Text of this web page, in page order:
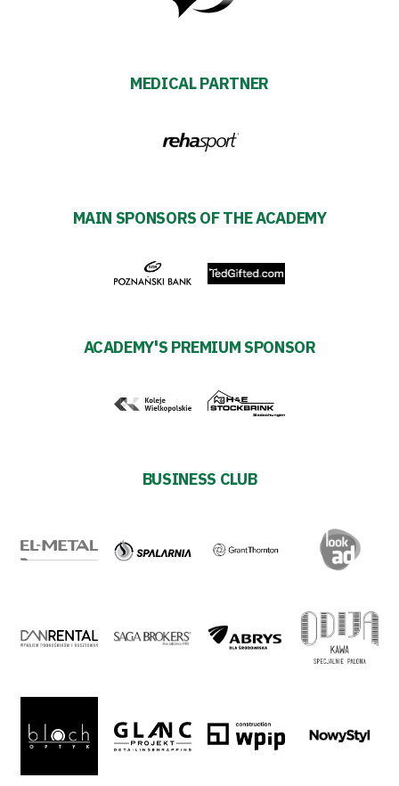
MEDICAL PARTNER
MAIN SPONSORS OF THE ACADEMY
ACADEMY'S PREMIUM SPONSOR
BUSINESS CLUB